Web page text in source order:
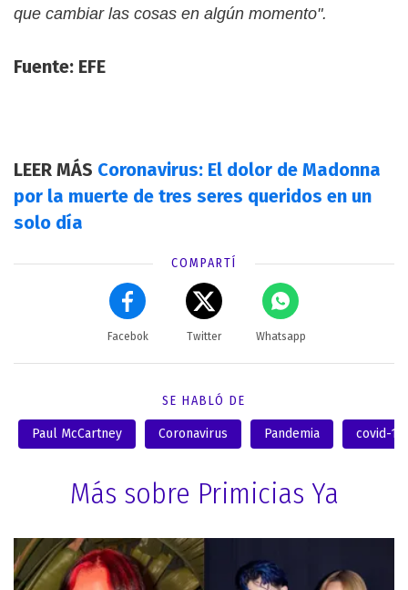
que cambiar las cosas en algún momento".
Fuente: EFE
LEER MÁS Coronavirus: El dolor de Madonna
por la muerte de tres seres queridos en un
solo día
COMPARTÍ
Facebok Twitter Whatsapp
SE HABLÓ DE
Paul McCartney Coronavirus Pandemia covid-19
Más sobre Primicias Ya